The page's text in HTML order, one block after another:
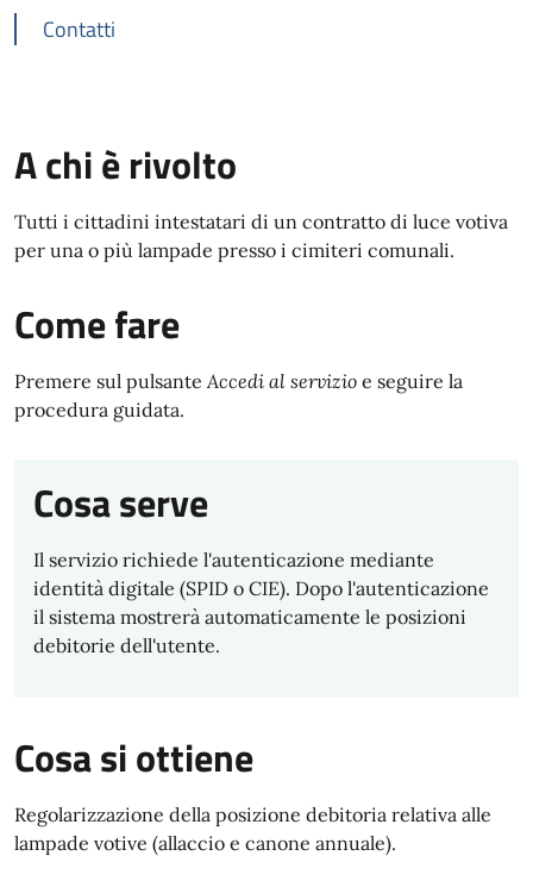
Contatti
A chi è rivolto
Tutti i cittadini intestatari di un contratto di luce votiva
per una o più lampade presso i cimiteri comunali.
Come fare
Premere sul pulsanteAccedi al servizio e seguire la
procedura guidata.
Cosa serve
Il servizio richiede l'autenticazione mediante
identità digitale (SPID o CIE). Dopo l'autenticazione
il sistema mostrerà automaticamente le posizioni
debitorie dell'utente.
Cosa si ottiene
Regolarizzazione della posizione debitoria relativa alle
lampade votive (allaccio e canone annuale).